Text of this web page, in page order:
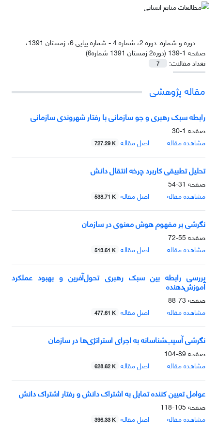
دوره و شماره:
دوره 2، شماره 4 - شماره پیاپی 6، زمستان 1391،
صفحه 1-139 (دوره2 زمستان 1391 شماره6)
تعداد مقالات:
7
مقاله پژوهشی
رابطه سبک رهبری و جو سازمانی با رفتار شهروندی سازمانی
صفحه 1-30
مشاهده مقاله
اصل مقاله 727.29 K
تحلیل تطبیقی کاربرد چرخه انتقال دانش
صفحه 31-54
مشاهده مقاله
اصل مقاله 538.71 K
نگرشی بر مفهوم هوش معنوی در سازمان
صفحه 55-72
مشاهده مقاله
اصل مقاله 513.61 K
بررسی رابطه بین سبک رهبری تحول‌آفرین و بهبود عملکرد
آموزش‌دهنده
صفحه 73-88
مشاهده مقاله
اصل مقاله 477.61 K
نگرشی آسیب‌شناسانه به اجرای استراتژی‌ها در سازمان
صفحه89-104
مشاهده مقاله
اصل مقاله 628.62 K
عوامل تعیین کننده تمایل به اشتراک دانش و رفتار اشتراک دانش
صفحه 105-118
مشاهده مقاله
اصل مقاله 396.33 K